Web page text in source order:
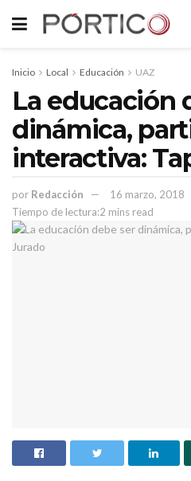
Inicio Local Educación UAZ
La educación
dinámica,
interactiva:
por Redacción
16 marzo, 2018
Tiempo de lectura:2 mins read